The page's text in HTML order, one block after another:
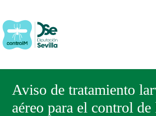
contenido
Aviso de tratamiento
aéreo para el control de